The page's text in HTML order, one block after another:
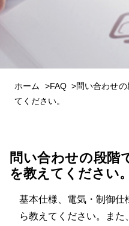
ホーム FAQ
問い合わせの
てください。
問い合わせの段階
を教えてください。
基本仕様、電気・制御仕
ら教えてください。また